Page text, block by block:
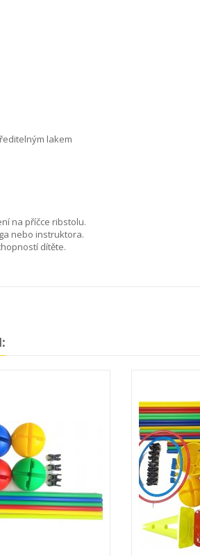
lakem
na příčce ribstolu.
nebo instruktora.
dítěte.